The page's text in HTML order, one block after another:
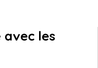
avec les